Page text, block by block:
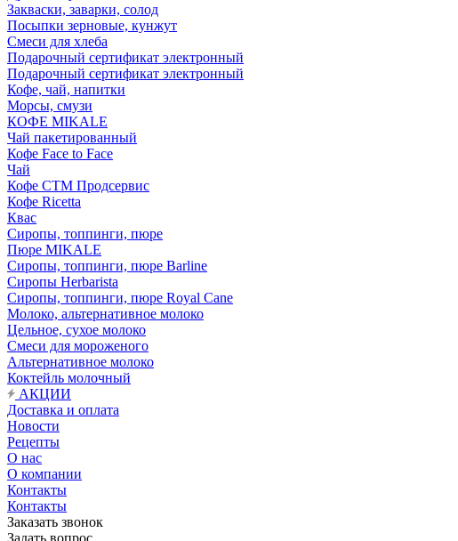
Закваски, заварки, солод
Посыпки зерновые, кунжут
Смеси для хлеба
Подарочный сертификат электронный
Подарочный сертификат электронный
Кофе, чай, напитки
Морсы, смузи
КОФЕ MIKALE
Чай пакетированный
Кофе Face to Face
Чай
Кофе СТМ Продсервис
Кофе Ricetta
Квас
Сиропы, топпинги, пюре
Пюре MIKALE
Сиропы, топпинги, пюре Barline
Сиропы Herbarista
Сиропы, топпинги, пюре Royal Cane
Молоко, альтернативное молоко
Цельное, сухое молоко
Смеси для мороженого
Альтернативное молоко
Коктейль молочный
АКЦИИ
Доставка и оплата
Новости
Рецепты
О нас
О компании
Контакты
Контакты
Заказать звонок
Задать вопрос